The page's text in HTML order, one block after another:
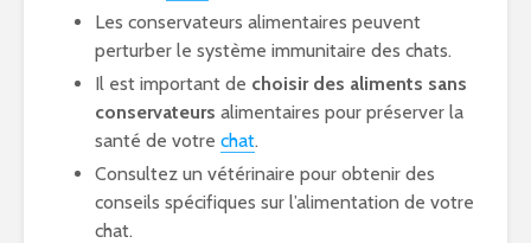
Les conservateurs alimentaires peuvent
perturber le système immunitaire des chats.
Il est important de choisir des aliments sans
conservateurs alimentaires pour préserver la
santé de votre chat.
Consultez un vétérinaire pour obtenir des
conseils spécifiques sur l’alimentation de votre
chat.